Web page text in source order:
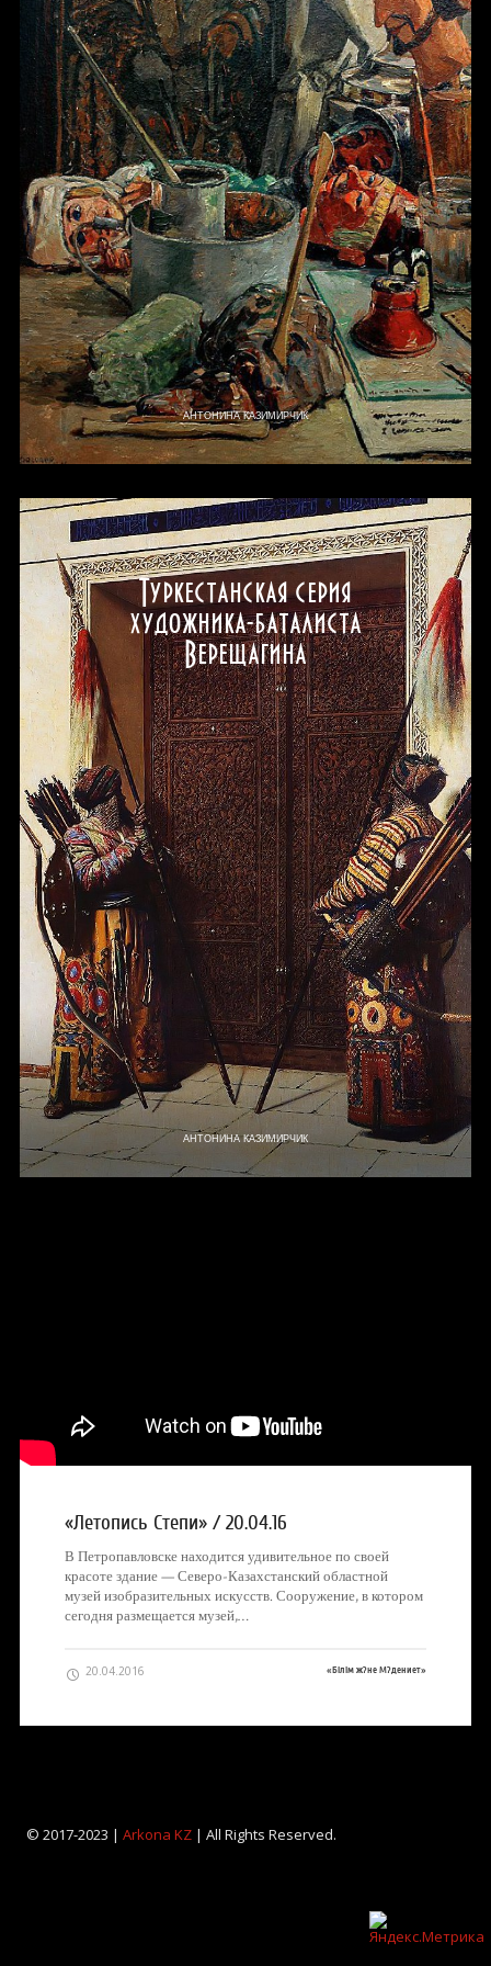
АНТОНИНА КАЗИМИРЧИК
Туркестанская серия
художника-баталиста
Верещагина
АНТОНИНА КАЗИМИРЧИК
«Летопись Степи» / 20.04.16
В Петропавловске находится удивительное по своей
красоте здание — Северо-Казахстанский областной
музей изобразительных искусств. Сооружение, в котором
сегодня размещается музей,…
20.04.2016 «Білім ж?не М?дениет»
© 2017-2023 | Arkona KZ| All Rights Reserved.